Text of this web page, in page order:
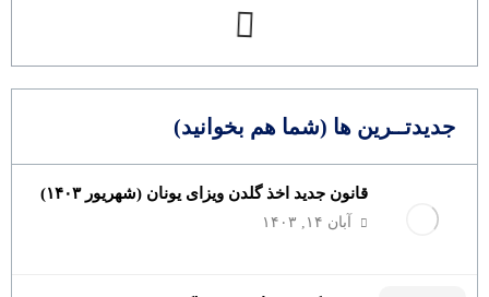
جدیدتــرین ها (شما هم بخوانید)
قانون جدید اخذ گلدن ویزای یونان (شهریور ۱۴۰۳)
آبان ۱۴, ۱۴۰۳